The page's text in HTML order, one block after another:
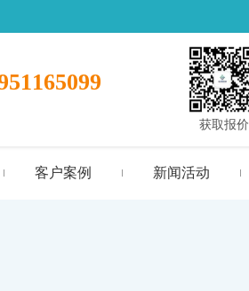
获取报价
客户案例 新闻活动